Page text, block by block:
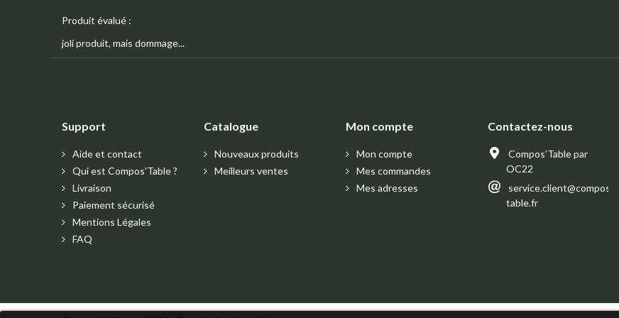
Produit évalué :
joli produit, mais dommage...
Support
Aide et contact
Qui est Compos'Table ?
Livraison
Paiement sécurisé
Mentions Légales
FAQ
Catalogue
Nouveaux produits
Meilleurs ventes
Mon compte
Mon compte
Mes commandes
Mes adresses
Contactez-nous
Compos'Table par
OC22
service.client@compos-
table.fr